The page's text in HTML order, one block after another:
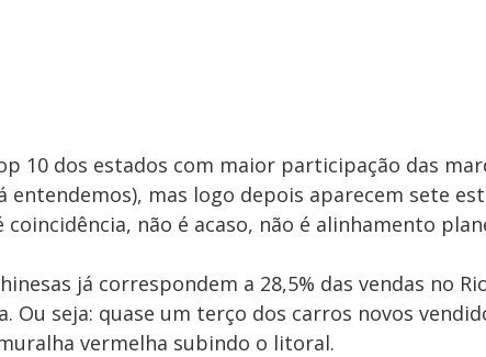
10 dos estados com maior participação das
entendemos), mas logo depois aparecem sete
coincidência, não é acaso, não é alinhamento
já correspondem a 28,5% das vendas no
Ou seja: quase um terço dos carros novos
vermelha subindo o litoral.